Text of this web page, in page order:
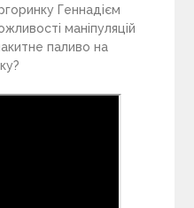
Геннадієм
маніпуляцій
паливо на